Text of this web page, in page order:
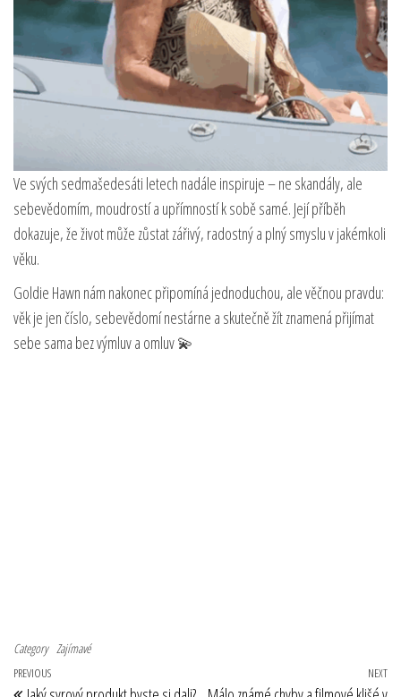
Ve svých sedmašedesáti letech nadále inspiruje – ne skandály, ale
sebevědomím, moudrostí a upřímností k sobě samé. Její příběh
dokazuje, že život může zůstat zářivý, radostný a plný smyslu v jakémkoli
věku.
Goldie Hawn nám nakonec připomíná jednoduchou, ale věčnou pravdu:
věk je jen číslo, sebevědomí nestárne a skutečně žít znamená přijímat
sebe sama bez výmluv a omluv 💫
Category Zajímavé
Navigace pro příspěvek
Previous Post
PREVIOUS NEXT